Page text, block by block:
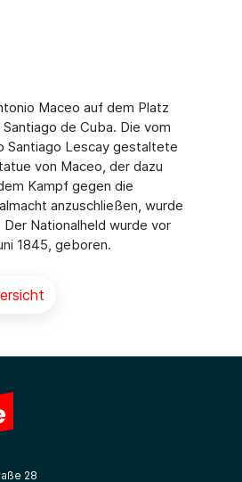
Maceo auf dem Platz
de Cuba. Die vom
Santiago Lescay gestaltete
von Maceo, der dazu
Kampf gegen die
anzuschließen, wurde
Der Nationalheld wurde vor
1845, geboren.
28